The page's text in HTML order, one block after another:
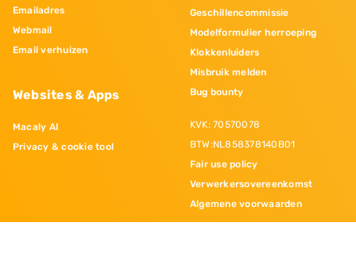
Emailadres
Webmail
Email verhuizen
Websites & Apps
Macaly AI
Privacy & cookie tool
Geschillencommissie
Modelformulier herroeping
Klokkenluiders
Misbruik melden
Bug bounty
KVK: 70570078
BTW:NL858378140B01
Fair use policy
Verwerkersovereenkomst
Algemene voorwaarden